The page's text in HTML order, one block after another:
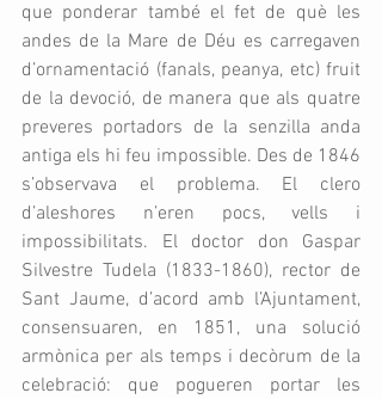
que ponderar també el fet de què les
andes de la Mare de Déu es carregaven
d’ornamentació (fanals, peanya, etc) fruit
de la devoció, de manera que als quatre
preveres portadors de la senzilla anda
antiga els hi feu impossible. Des de 1846
s’observava el problema. El clero
d’aleshores n’eren pocs, vells i
impossibilitats. El doctor don Gaspar
Silvestre Tudela (1833-1860), rector de
Sant Jaume, d’acord amb l’Ajuntament,
consensuaren, en 1851, una solució
armònica per als temps i decòrum de la
celebració: que pogueren portar les